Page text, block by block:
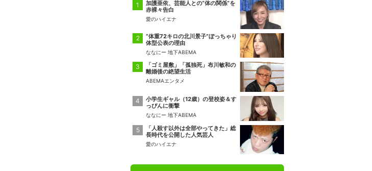
加護亜依、芸能人との“体の関係”を
赤裸々告白
愛のハイエナ
“体重72キロの北川景子”ぽっちゃり
体型公表の理由
ななにー 地下ABEMA
「ゴミ屋敷」「孤独死」布川敏和の
離婚後の絶望生活
ABEMAエンタメ
小学生ギャル（12歳）の登校姿＆す
っぴんに衝撃
ななにー 地下ABEMA
「人殺す以外は全部やってきた」総
長時代を公開した人気芸人
愛のハイエナ